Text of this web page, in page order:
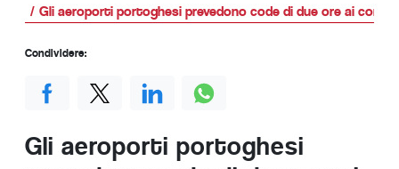
Gli aeroporti portoghesi prevedono code di due ore ai
Gli aeroporti portoghesi
Condividere: